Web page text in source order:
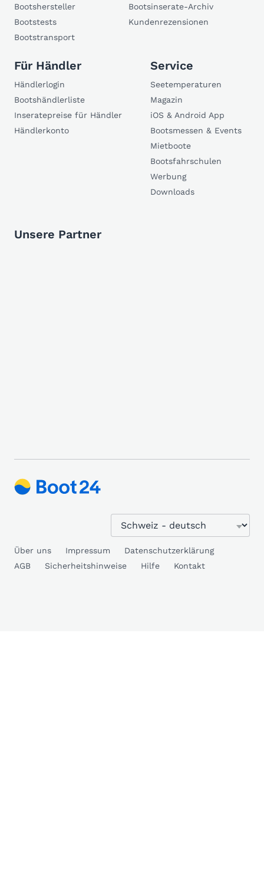
Bootshersteller
Bootstests
Bootstransport
Bootsinserate-Archiv
Kundenrezensionen
Für Händler
Händlerlogin
Bootshändlerliste
Inseratepreise für Händler
Händlerkonto
Service
Seetemperaturen
Magazin
iOS & Android App
Bootsmessen & Events
Mietboote
Bootsfahrschulen
Werbung
Downloads
Unsere Partner
Über uns Impressum
Datenschutzerklärung
AGB
Sicherheitshinweise Hilfe Kontakt